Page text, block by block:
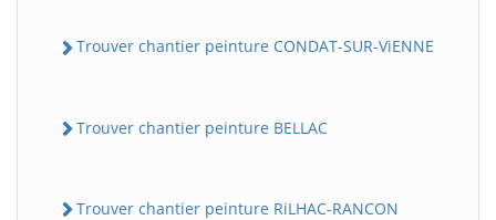
Trouver chantier peinture CONDAT-SUR-ViENNE
Trouver chantier peinture BELLAC
Trouver chantier peinture RiLHAC-RANCON